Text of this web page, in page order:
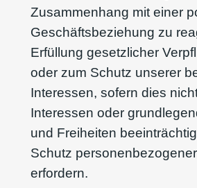
Zusammenhang mit einer
Geschäftsbeziehung zu
Erfüllung gesetzlicher
oder zum Schutz unserer
Interessen, sofern dies
Interessen oder
und Freiheiten
Schutz
erfordern.